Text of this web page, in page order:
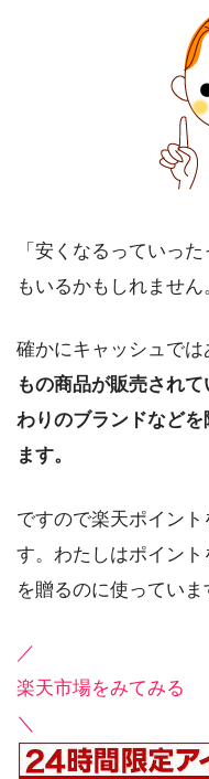
「安くなるっていっ
もいるかもしれません。
確かにキャッシュで
もの商品が販売され
わりのブランドなど
ます。
ですので楽天ポイン
す。わたしはポイン
を贈るのに使っていま
／
楽天市場をみてみる
＼